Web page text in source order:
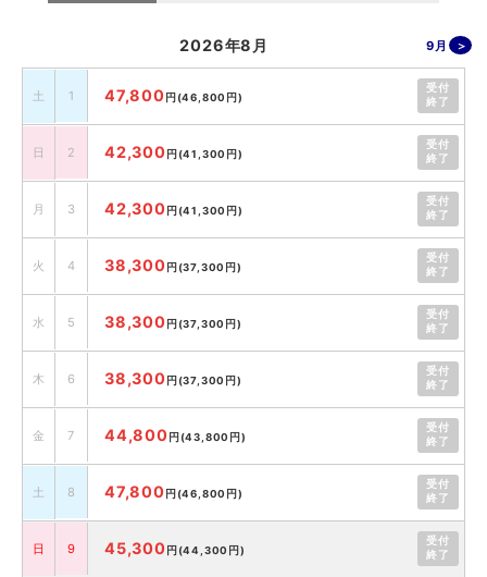
2026年8月 9月
土 1 47,800 円 (46,800円)
受付
終了
日 2 42,300 円 (41,300円)
受付
終了
月 3 42,300 円 (41,300円)
受付
終了
火 4 38,300 円 (37,300円)
受付
終了
水 5 38,300 円 (37,300円)
受付
終了
木 6 38,300 円 (37,300円)
受付
終了
金 7 44,800 円 (43,800円)
受付
終了
土 8 47,800 円 (46,800円)
受付
終了
日 9 45,300 円 (44,300円)
受付
終了